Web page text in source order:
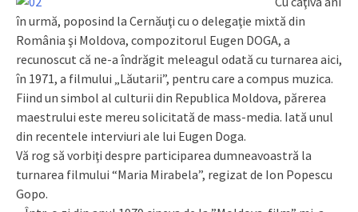
în urmă, poposind la Cernăuţi cu o delegaţie mixtă din
România şi Moldova, compozitorul Eugen DOGA, a
recunoscut că ne-a îndrăgit meleagul odată cu turnarea aici,
în 1971, a filmului „Lăutarii”, pentru care a compus muzica.
Fiind un simbol al culturii din Republica Moldova, părerea
maestrului este mereu solicitată de mass-media. Iată unul
din recentele interviuri ale lui Eugen Doga.
Vă rog să vorbiţi despre participarea dumneavoastră la
turnarea filmului “Maria Mirabela”, regizat de Ion Po­pes­cu
Gopo.